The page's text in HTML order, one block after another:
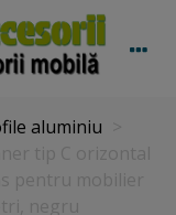
aluminiu